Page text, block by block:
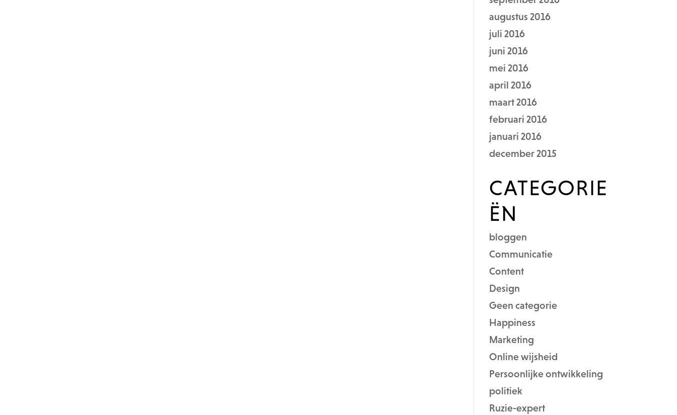
augustus 2016
juli 2016
juni 2016
mei 2016
april 2016
maart 2016
februari 2016
januari 2016
december 2015
CATEGORIE
ËN
bloggen
Communicatie
Content
Design
Geen categorie
Happiness
Marketing
Online wijsheid
Persoonlijke ontwikkeling
politiek
Ruzie-expert